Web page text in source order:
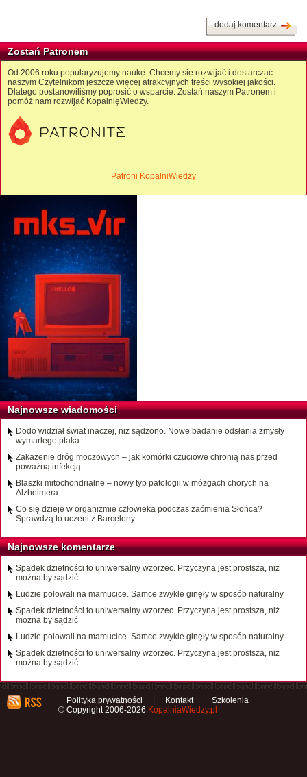
dodaj komentarz
Zostań Patronem
Od 2006 roku popularyzujemy naukę. Chcemy się rozwijać i dostarczać
naszym Czytelnikom jeszcze więcej atrakcyjnych treści wysokiej jakości.
Dlatego postanowiliśmy poprosić o wsparcie. Zostań naszym Patronem i
pomóż nam rozwijać KopalnięWiedzy.
Patroni KopalniWiedzy
Najnowsze wiadomości
Dodo widział świat inaczej, niż sądzono. Nowe badanie odsłania zmysły
wymarłego ptaka
Zakażenie dróg moczowych – jak komórki czuciowe chronią nas przed
poważną infekcją
Blaszki mitochondrialne – nowy typ patologii w mózgach chorych na
Alzheimera
Co się dzieje w organizmie człowieka podczas zaćmienia Słońca?
Sprawdzą to uczeni z Barcelony
Najnowsze komentarze
Spadek dzietności to uniwersalny wzorzec. Przyczyna jest prostsza, niż
można by sądzić
Ludzie polowali na mamucice. Samce zwykle ginęły w sposób naturalny
Spadek dzietności to uniwersalny wzorzec. Przyczyna jest prostsza, niż
można by sądzić
Ludzie polowali na mamucice. Samce zwykle ginęły w sposób naturalny
Spadek dzietności to uniwersalny wzorzec. Przyczyna jest prostsza, niż
można by sądzić
Polityka prywatności Kontakt
Szkolenia
© Copyright 2006-2026 KopalniaWiedzy.pl